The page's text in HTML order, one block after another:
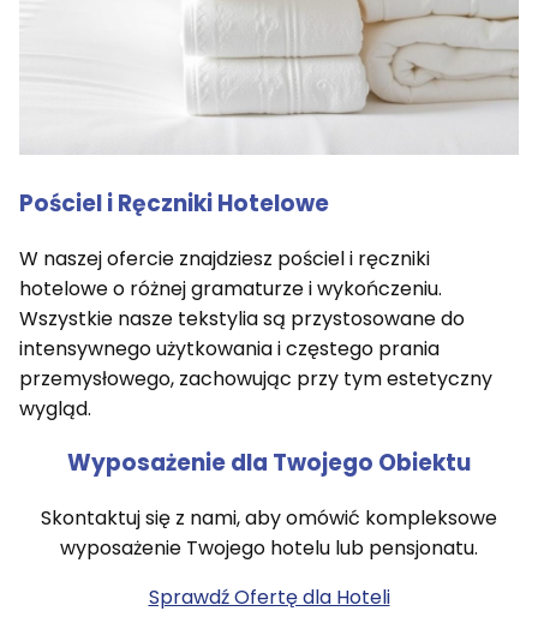
Pościel i Ręczniki Hotelowe
W naszej ofercie znajdziesz pościel i ręczniki
hotelowe o różnej gramaturze i wykończeniu.
Wszystkie nasze tekstylia są przystosowane do
intensywnego użytkowania i częstego prania
przemysłowego, zachowując przy tym estetyczny
wygląd.
Wyposażenie dla Twojego Obiektu
Skontaktuj się z nami, aby omówić kompleksowe
wyposażenie Twojego hotelu lub pensjonatu.
Sprawdź Ofertę dla Hoteli